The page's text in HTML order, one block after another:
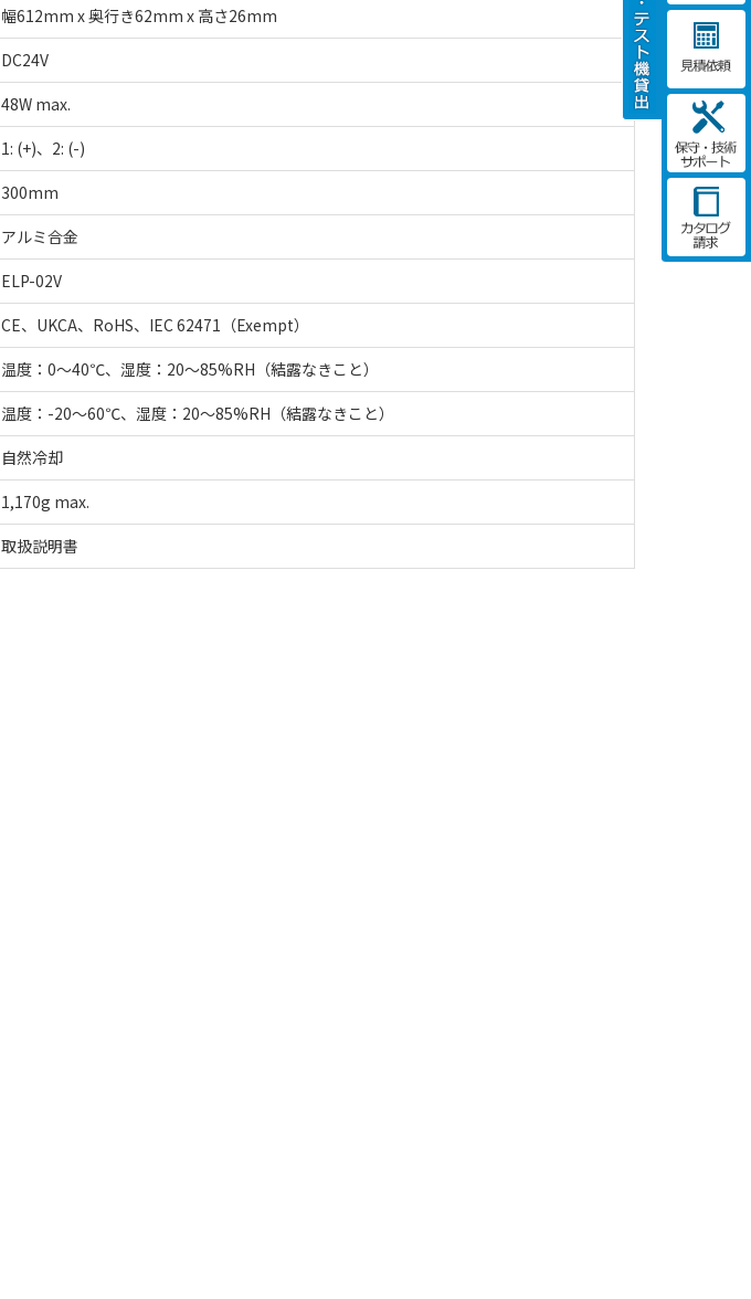
幅612mm x 奥行き62mm x 高さ26mm
DC24V
48W max.
1: (+)、2: (-)
300mm
アルミ合金
ELP-02V
CE、UKCA、RoHS、IEC 62471（Exempt）
温度：0～40℃、湿度：20～85%RH（結露なきこと）
温度：-20～60℃、湿度：20～85%RH（結露なきこと）
自然冷却
1,170g max.
取扱説明書